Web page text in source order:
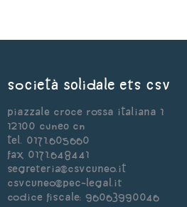
Società Solidale ets CSV
Piazzale Croce Rossa Italiana 1
12100 Cuneo CN
Tel. 0171.605660
Fax 0171.648441
segreteria@csvcuneo.it
csvcuneo@pec-legal.it
Codice Fiscale: 96063990046